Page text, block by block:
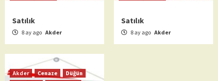
Satılık
8 ay ago Akder
Satılık
8 ay ago Akder
Akder Cenaze
Düğün